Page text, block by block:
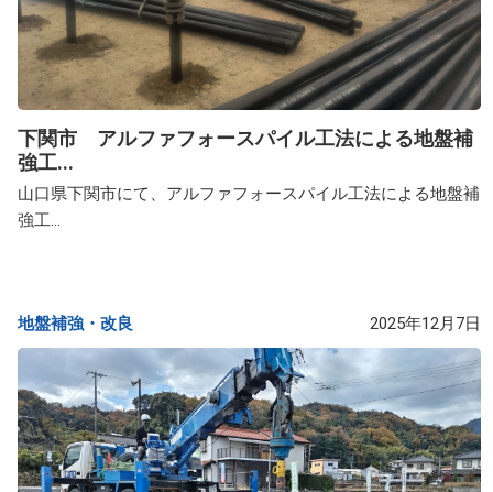
下関市 アルファフォースパイル工法による地盤補
強工...
山口県下関市にて、アルファフォースパイル工法による地盤補
強工...
地盤補強・改良​ 2025年12月7日